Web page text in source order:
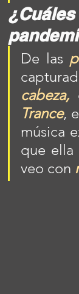
De las
cabeza,
Trance,
música
que ella
veo con